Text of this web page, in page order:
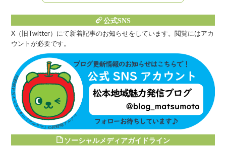
公式SNS
X（旧Twitter）にて新着記事のお知らせをしています。閲覧にはアカ
ウントが必要です。
ソーシャルメディアガイドライン